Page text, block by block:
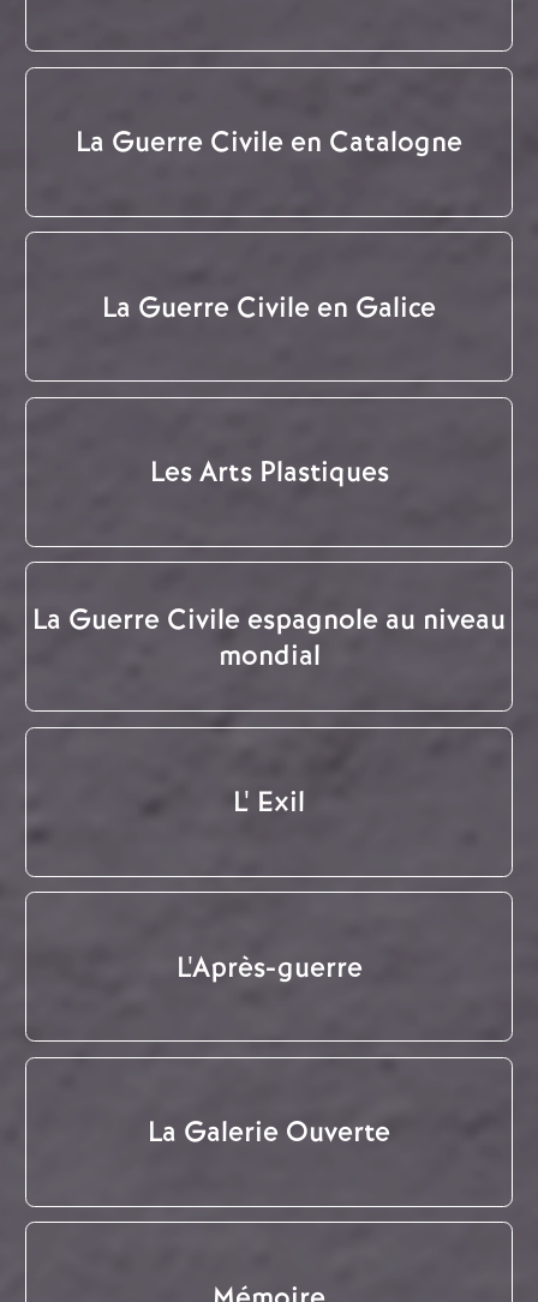
La Guerre Civile en Catalogne
La Guerre Civile en Galice
Les Arts Plastiques
La Guerre Civile espagnole au niveau
mondial
L' Exil
L'Après-guerre
La Galerie Ouverte